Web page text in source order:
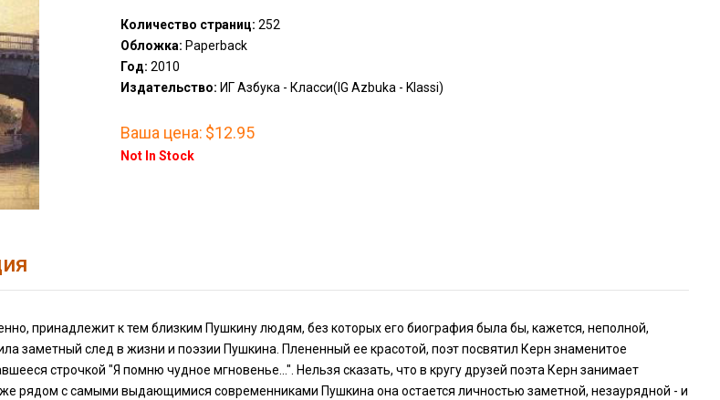
Количество страниц: 252
Обложка: Paperback
Год: 2010
Издательство: ИГ Азбука - Класси(IG Azbuka - Klassi)
Ваша цена: $12.95
Not In Stock
принадлежит к тем близким Пушкину людям, без которых его биография была бы, кажется, неполной,
заметный след в жизни и поэзии Пушкина. Плененный ее красотой, поэт посвятил Керн знаменитое
строчкой "Я помню чудное мгновенье...". Нельзя сказать, что в кругу друзей поэта Керн занимает
рядом с самыми выдающимися современниками Пушкина она остается личностью заметной, незаурядной - и